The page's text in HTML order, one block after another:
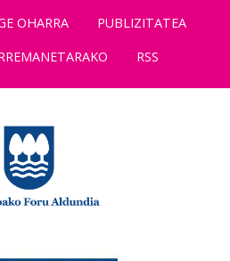
OHARRA
PUBLIZITATEA
RSS